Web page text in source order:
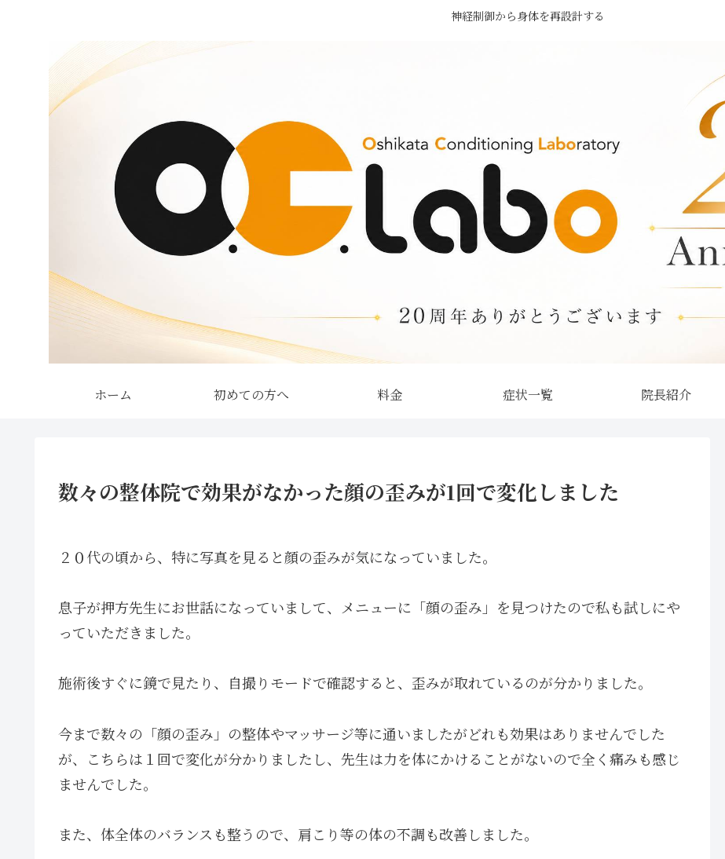
神経制御から身体を再設計する
ホーム 初めての方へ 料金 症状一覧 院長紹介
数々の整体院で効果がなかった顔の歪みが1回で変化しました
２０代の頃から、特に写真を見ると顔の歪みが気になっていました。
息子が押方先生にお世話になっていまして、メニューに「顔の歪み」を見つけたので私も試しにや
っていただきました。
施術後すぐに鏡で見たり、自撮りモードで確認すると、歪みが取れているのが分かりました。
今まで数々の「顔の歪み」の整体やマッサージ等に通いましたがどれも効果はありませんでした
が、こちらは１回で変化が分かりましたし、先生は力を体にかけることがないので全く痛みも感じ
ませんでした。
また、体全体のバランスも整うので、肩こり等の体の不調も改善しました。